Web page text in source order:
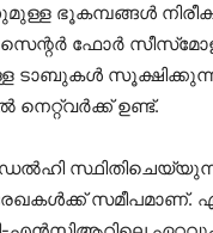
ഭൂകമ്പങ്ങൾ
ഫോർ
ടാബുകൾ
ഉണ്ട്.
ഡൽഹി